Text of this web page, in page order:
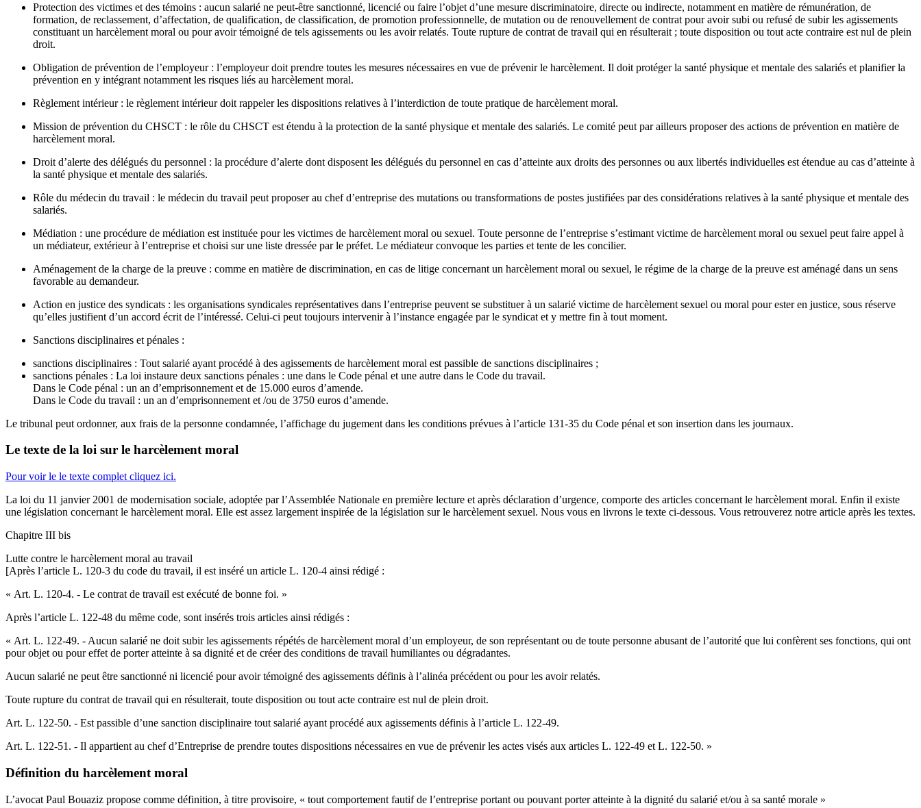
Protection des victimes et des témoins : aucun salarié ne peut-être sanctionné, licencié ou faire l’objet d’une mesure discriminatoire, directe ou indirecte, notamment en matière de rémunération, de
formation, de reclassement, d’affectation, de qualification, de classification, de promotion professionnelle, de mutation ou de renouvellement de contrat pour avoir subi ou refusé de subir les agissements
constituant un harcèlement moral ou pour avoir témoigné de tels agissements ou les avoir relatés. Toute rupture de contrat de travail qui en résulterait ; toute disposition ou tout acte contraire est nul de plein
droit.
Obligation de prévention de l’employeur : l’employeur doit prendre toutes les mesures nécessaires en vue de prévenir le harcèlement. Il doit protéger la santé physique et mentale des salariés et planifier la
prévention en y intégrant notamment les risques liés au harcèlement moral.
Règlement intérieur : le règlement intérieur doit rappeler les dispositions relatives à l’interdiction de toute pratique de harcèlement moral.
Mission de prévention du CHSCT : le rôle du CHSCT est étendu à la protection de la santé physique et mentale des salariés. Le comité peut par ailleurs proposer des actions de prévention en matière de
harcèlement moral.
Droit d’alerte des délégués du personnel : la procédure d’alerte dont disposent les délégués du personnel en cas d’atteinte aux droits des personnes ou aux libertés individuelles est étendue au cas d’atteinte à
la santé physique et mentale des salariés.
Rôle du médecin du travail : le médecin du travail peut proposer au chef d’entreprise des mutations ou transformations de postes justifiées par des considérations relatives à la santé physique et mentale des
salariés.
Médiation : une procédure de médiation est instituée pour les victimes de harcèlement moral ou sexuel. Toute personne de l’entreprise s’estimant victime de harcèlement moral ou sexuel peut faire appel à
un médiateur, extérieur à l’entreprise et choisi sur une liste dressée par le préfet. Le médiateur convoque les parties et tente de les concilier.
Aménagement de la charge de la preuve : comme en matière de discrimination, en cas de litige concernant un harcèlement moral ou sexuel, le régime de la charge de la preuve est aménagé dans un sens
favorable au demandeur.
Action en justice des syndicats : les organisations syndicales représentatives dans l’entreprise peuvent se substituer à un salarié victime de harcèlement sexuel ou moral pour ester en justice, sous réserve
qu’elles justifient d’un accord écrit de l’intéressé. Celui-ci peut toujours intervenir à l’instance engagée par le syndicat et y mettre fin à tout moment.
Sanctions disciplinaires et pénales :
sanctions disciplinaires : Tout salarié ayant procédé à des agissements de harcèlement moral est passible de sanctions disciplinaires ;
sanctions pénales : La loi instaure deux sanctions pénales : une dans le Code pénal et une autre dans le Code du travail.
Dans le Code pénal : un an d’emprisonnement et de 15.000 euros d’amende.
Dans le Code du travail : un an d’emprisonnement et /ou de 3750 euros d’amende.
Le tribunal peut ordonner, aux frais de la personne condamnée, l’affichage du jugement dans les conditions prévues à l’article 131-35 du Code pénal et son insertion dans les journaux.
Le texte de la loi sur le harcèlement moral
Pour voir le le texte complet cliquez ici.
La loi du 11 janvier 2001 de modernisation sociale, adoptée par l’Assemblée Nationale en première lecture et après déclaration d’urgence, comporte des articles concernant le harcèlement moral. Enfin il existe
une législation concernant le harcèlement moral. Elle est assez largement inspirée de la législation sur le harcèlement sexuel. Nous vous en livrons le texte ci-dessous. Vous retrouverez notre article après les textes.
Chapitre III bis
Lutte contre le harcèlement moral au travail
[Après l’article L. 120-3 du code du travail, il est inséré un article L. 120-4 ainsi rédigé :
« Art. L. 120-4. - Le contrat de travail est exécuté de bonne foi. »
Après l’article L. 122-48 du même code, sont insérés trois articles ainsi rédigés :
« Art. L. 122-49. - Aucun salarié ne doit subir les agissements répétés de harcèlement moral d’un employeur, de son représentant ou de toute personne abusant de l’autorité que lui confèrent ses fonctions, qui ont
pour objet ou pour effet de porter atteinte à sa dignité et de créer des conditions de travail humiliantes ou dégradantes.
Aucun salarié ne peut être sanctionné ni licencié pour avoir témoigné des agissements définis à l’alinéa précédent ou pour les avoir relatés.
Toute rupture du contrat de travail qui en résulterait, toute disposition ou tout acte contraire est nul de plein droit.
Art. L. 122-50. - Est passible d’une sanction disciplinaire tout salarié ayant procédé aux agissements définis à l’article L. 122-49.
Art. L. 122-51. - Il appartient au chef d’Entreprise de prendre toutes dispositions nécessaires en vue de prévenir les actes visés aux articles L. 122-49 et L. 122-50. »
Définition du harcèlement moral
L’avocat Paul Bouaziz propose comme définition, à titre provisoire, « tout comportement fautif de l’entreprise portant ou pouvant porter atteinte à la dignité du salarié et/ou à sa santé morale »